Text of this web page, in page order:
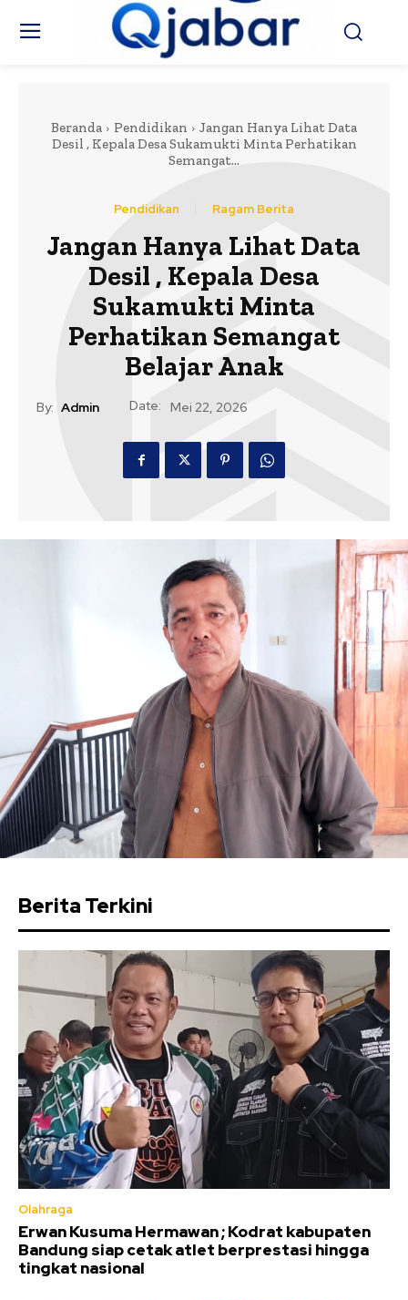
Beranda Pendidikan
Jangan Hanya Lihat Data
Desil , Kepala Desa Sukamukti Minta Perhatikan
Semangat...
Pendidikan Ragam Berita
Jangan Hanya Lihat Data
Desil , Kepala Desa
Sukamukti Minta
Perhatikan Semangat
Belajar Anak
By: Admin Date: Mei 22, 2026
Berita Terkini
Olahraga
Erwan Kusuma Hermawan ; Kodrat kabupaten
Bandung siap cetak atlet berprestasi hingga
tingkat nasional